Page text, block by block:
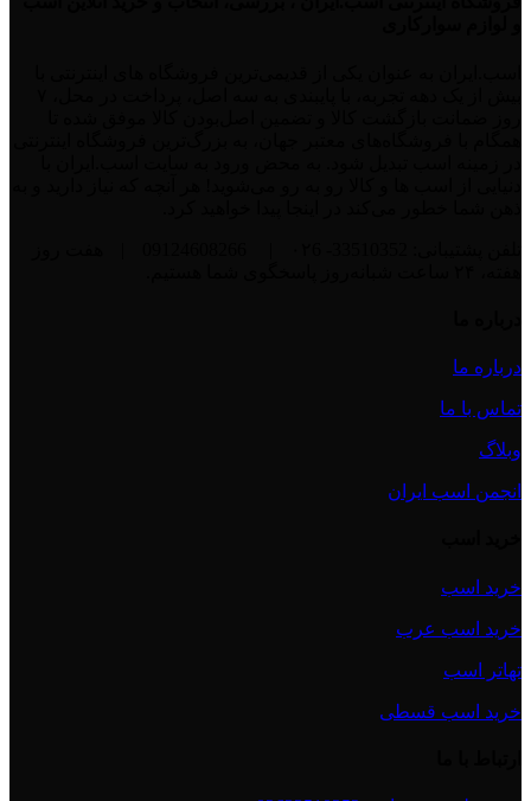
درباره ما
تماس با ما
وبلاگ
انجمن اسب ایران
خرید اسب
خرید اسب عرب
تهاتر اسب
خرید اسب قسطی